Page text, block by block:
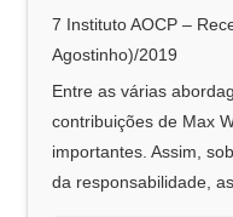
7 Instituto AOCP –
Agostinho)/2019
Entre as várias
contribuições de Max
importantes. Assim,
da responsabilidade,